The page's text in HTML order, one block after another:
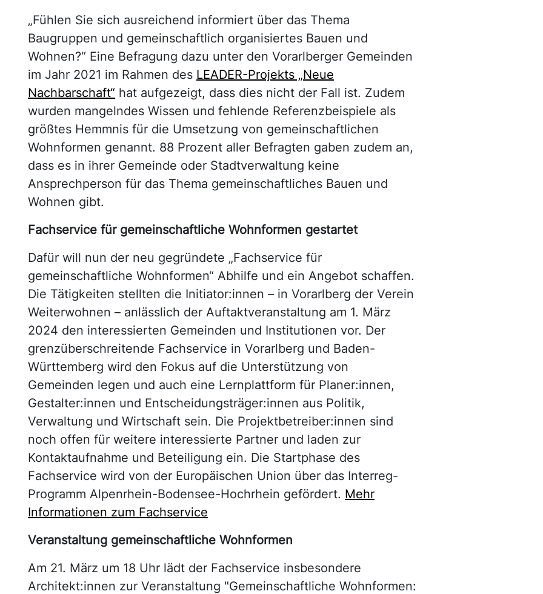
„Fühlen Sie sich ausreichend informiert über das Thema
Baugruppen und gemeinschaftlich organisiertes Bauen und
Wohnen?“ Eine Befragung dazu unter den Vorarlberger Gemeinden
im Jahr 2021 im Rahmen des LEADER-Projekts „Neue
Nachbarschaft“ hat aufgezeigt, dass dies nicht der Fall ist. Zudem
wurden mangelndes Wissen und fehlende Referenzbeispiele als
größtes Hemmnis für die Umsetzung von gemeinschaftlichen
Wohnformen genannt. 88 Prozent aller Befragten gaben zudem an,
dass es in ihrer Gemeinde oder Stadtverwaltung keine
Ansprechperson für das Thema gemeinschaftliches Bauen und
Wohnen gibt.
Fachservice für gemeinschaftliche Wohnformen gestartet
Dafür will nun der neu gegründete „Fachservice für
gemeinschaftliche Wohnformen“ Abhilfe und ein Angebot schaffen.
Die Tätigkeiten stellten die Initiator:innen – in Vorarlberg der Verein
Weiterwohnen – anlässlich der Auftaktveranstaltung am 1. März
2024 den interessierten Gemeinden und Institutionen vor. Der
grenzüberschreitende Fachservice in Vorarlberg und Baden-
Württemberg wird den Fokus auf die Unterstützung von
Gemeinden legen und auch eine Lernplattform für Planer:innen,
Gestalter:innen und Entscheidungsträger:innen aus Politik,
Verwaltung und Wirtschaft sein. Die Projektbetreiber:innen sind
noch offen für weitere interessierte Partner und laden zur
Kontaktaufnahme und Beteiligung ein. Die Startphase des
Fachservice wird von der Europäischen Union über das Interreg-
Programm Alpenrhein-Bodensee-Hochrhein gefördert. Mehr
Informationen zum Fachservice
Veranstaltung gemeinschaftliche Wohnformen
Am 21. März um 18 Uhr lädt der Fachservice insbesondere
Architekt:innen zur Veranstaltung "Gemeinschaftliche Wohnformen: